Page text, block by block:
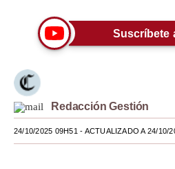
Lujo
Viajes
Moda
Estilos
Mundo
Suscríbete
Redacción Gestión
24/10/2025 09H51 - ACTUALIZADO A 24/10/